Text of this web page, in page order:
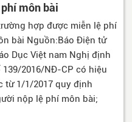
môn bài
hợp được miễn lệ phí
bài Nguồn:Báo Điện tử
Dục Việt nam Nghị định
139/2016/NĐ-CP có hiệu
từ 1/1/2017 quy định
nộp lệ phí môn bài;